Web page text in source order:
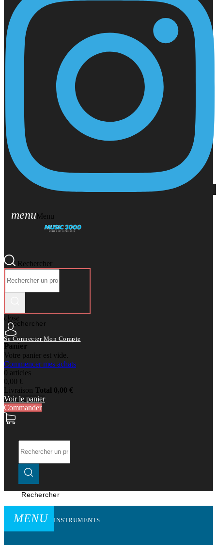
menuMenu
Rechercher
Rechercher
close
Se Connecter Mon Compte
Panier
Votre panier est vide.
Commencer mes achats
0 articles
0,00 €
Livraison Total 0,00 €
Voir le panier
Commander
Rechercher
MENU INSTRUMENTS